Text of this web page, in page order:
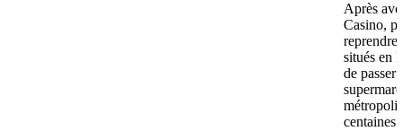
Après
Casino,
reprendre
situés en
de passer
centaines